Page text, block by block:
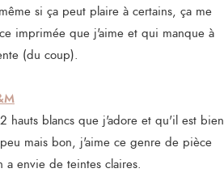
si ça peut plaire à certains, ça me
imprimée que j'aime et qui manque à
(du coup).
hauts blancs que j'adore et qu'il est bien
mais bon, j'aime ce genre de pièce
envie de teintes claires.